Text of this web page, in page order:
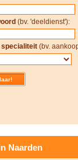
(bv. 'deeldienst'):
specialiteit (bv.
Naarden